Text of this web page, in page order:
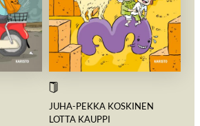
JUHA-PEKKA KOSKINEN
LOTTA KAUPPI